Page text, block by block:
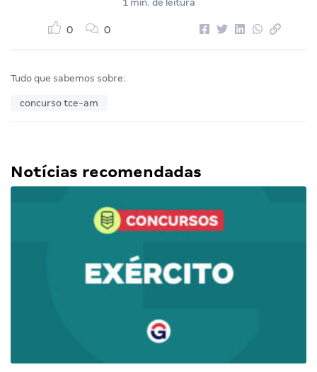
1 min. de leitura
0 0
Tudo que sabemos sobre:
concurso tce-am
Notícias recomendadas